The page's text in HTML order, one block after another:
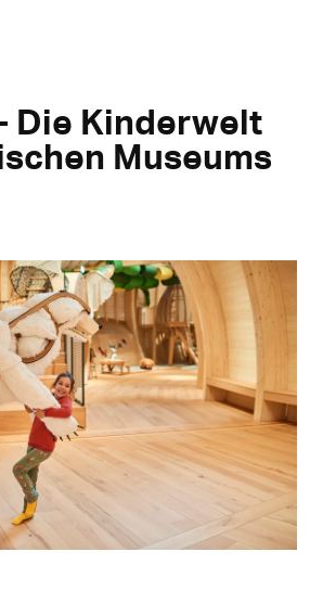
Die Kinderwelt
Museums